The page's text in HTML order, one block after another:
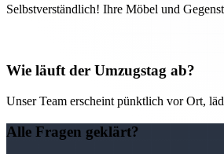
Selbstverständlich! Ihre Möbel und
Wie läuft der Umzugstag ab?
Unser Team erscheint pünktlich vor Ort,
Alle Fragen geklärt?